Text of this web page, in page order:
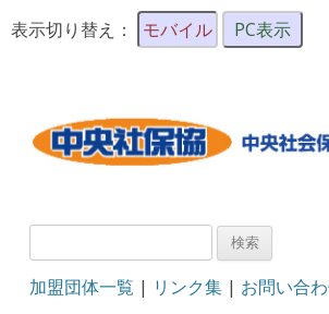
表示切り替え： モバイル PC表示
検
加盟団体一覧 | リンク集 | お問い合